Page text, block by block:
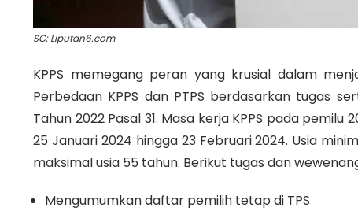
SC: Liputan6.com
KPPS memegang peran yang krusial dalam
Perbedaan KPPS dan PTPS berdasarkan tugas
Tahun 2022 Pasal 31. Masa kerja KPPS pada
25 Januari 2024 hingga 23 Februari 2024. Usia
maksimal usia 55 tahun. Berikut tugas dan
Mengumumkan daftar pemilih tetap di TPS